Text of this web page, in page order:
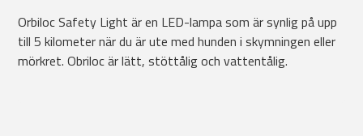
Orbiloc Safety Light är en LED-lampa som är synlig på upp
till 5 kilometer när du är ute med hunden i skymningen eller
mörkret. Obriloc är lätt, stöttålig och vattentålig.